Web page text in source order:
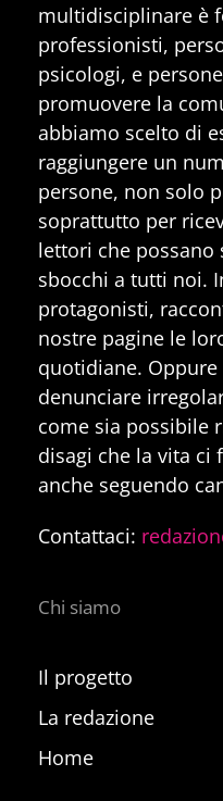
multidisciplinare è
professionisti,
psicologi, e
promuovere la
abbiamo scelto di
raggiungere un
persone, non solo
soprattutto per
lettori che possano
sbocchi a tutti noi.
protagonisti,
nostre pagine le
quotidiane.
denunciare
come sia possibile
disagi che la vita ci
anche seguendo
Contattaci:
Chi siamo
Il progetto
La redazione
Home